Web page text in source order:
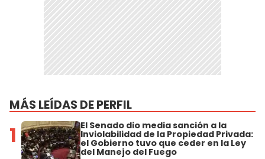
MÁS LEÍDAS DE PERFIL
1 El Senado dio media sanción a la
Inviolabilidad de la Propiedad Privada:
el Gobierno tuvo que ceder en la Ley
del Manejo del Fuego